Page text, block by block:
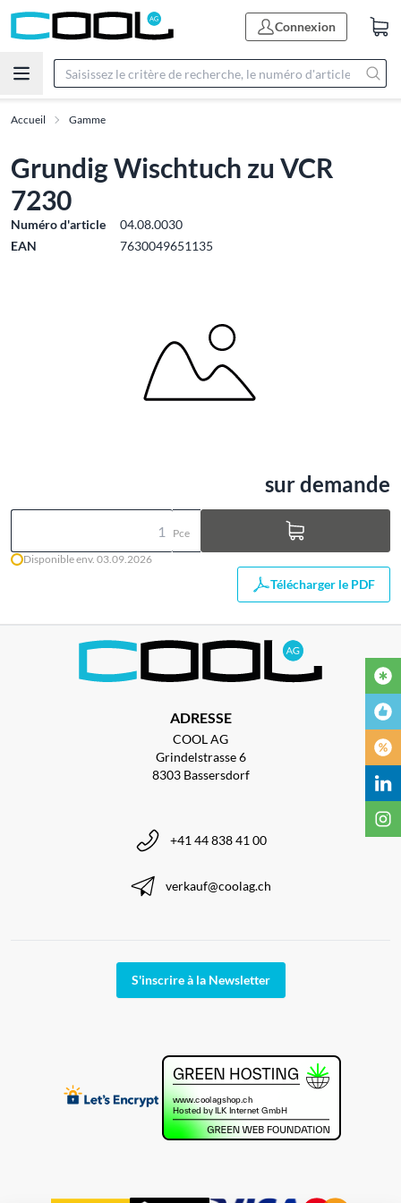
Connexion
Accueil Gamme
Grundig Wischtuch zu VCR
7230
Numéro d'article
04.08.0030
EAN
7630049651135
sur demande
Pce
Disponible env. 03.09.2026
Télécharger le PDF
ADRESSE
COOL AG
Grindelstrasse 6
8303 Bassersdorf
+41 44 838 41 00
verkauf@coolag.ch
S'inscrire à la Newsletter